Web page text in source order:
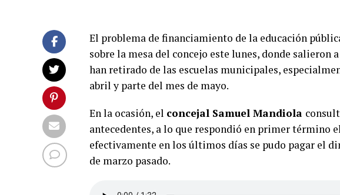
El problema de financiamiento de la educación
sobre la mesa del concejo este lunes, donde salieron
han retirado de las escuelas municipales,
abril y parte del mes de mayo.
En la ocasión, el concejal Samuel Mandiola
antecedentes, a lo que respondió en primer término
efectivamente en los últimos días se pudo pagar el
de marzo pasado.